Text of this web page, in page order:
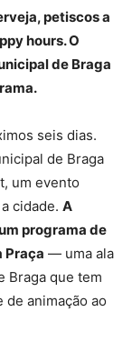
petiscos a
hours. O
de Braga
seis dias.
de Braga
um evento
cidade. A
programa de
Praça — uma ala
Braga que tem
animação ao